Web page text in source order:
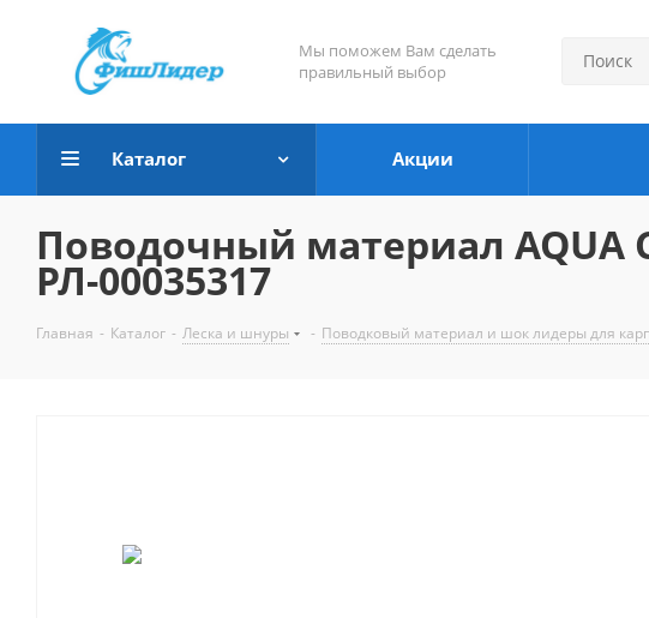
Мы поможем Вам сделать
правильный выбор
Каталог Акции
Поводочный материал AQUA
РЛ-00035317
Главная - Каталог - Леска и шнуры - Поводковый материал и шок лидеры для